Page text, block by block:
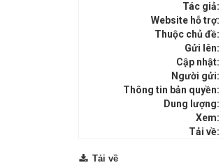
Tác giả:
Website hỗ trợ:
Thuộc chủ đề:
Gửi lên:
Cập nhật:
Người gửi:
Thông tin bản quyền:
Dung lượng:
Xem:
Tải về:
Tải về